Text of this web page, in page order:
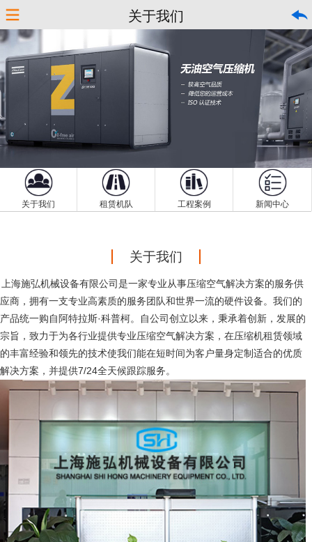
空气干燥机
制氮机
液氮增压气化机组
各种附件
关于我们
关于我们 租赁机队 工程案例 新闻中心
关于我们
上海施弘机械设备有限公司是一家专业从事压缩空气解决方案的服务供
应商，拥有一支专业高素质的服务团队和世界一流的硬件设备。我们的
产品统一购自阿特拉斯·科普柯。自公司创立以来，秉承着创新，发展的
宗旨，致力于为各行业提供专业压缩空气解决方案，在压缩机租赁领域
的丰富经验和领先的技术使我们能在短时间为客户量身定制适合的优质
解决方案，并提供7/24全天候跟踪服务。